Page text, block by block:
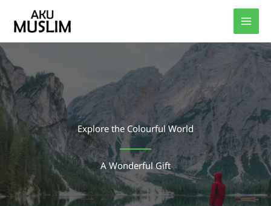
Explore the Colourful World
A Wonderful Gift